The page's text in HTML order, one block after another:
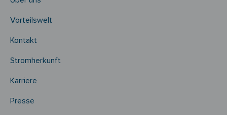
Vorteilswelt
Kontakt
Stromherkunft
Karriere
Presse